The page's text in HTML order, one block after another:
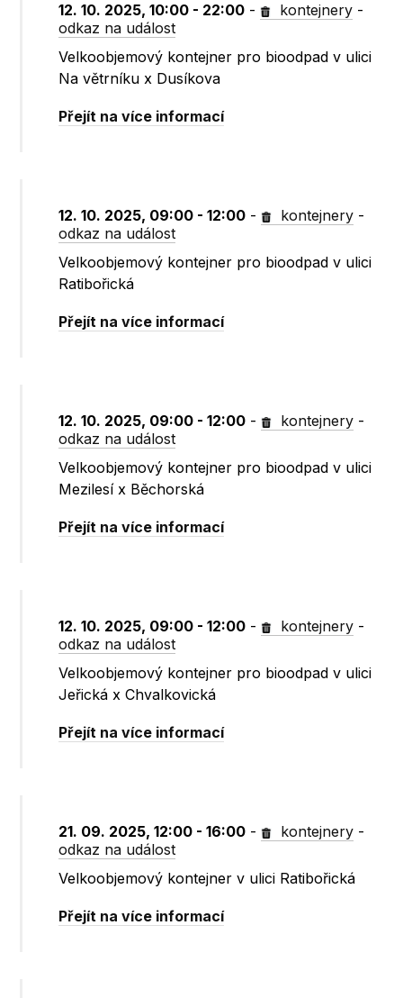
12. 10. 2025, 10:00 - 22:00 - kontejnery -
odkaz na událost
Velkoobjemový kontejner pro bioodpad v ulici
Na větrníku x Dusíkova
Přejít na více informací
12. 10. 2025, 09:00 - 12:00 - kontejnery -
odkaz na událost
Velkoobjemový kontejner pro bioodpad v ulici
Ratibořická
Přejít na více informací
12. 10. 2025, 09:00 - 12:00 - kontejnery -
odkaz na událost
Velkoobjemový kontejner pro bioodpad v ulici
Mezilesí x Běchorská
Přejít na více informací
12. 10. 2025, 09:00 - 12:00 - kontejnery -
odkaz na událost
Velkoobjemový kontejner pro bioodpad v ulici
Jeřická x Chvalkovická
Přejít na více informací
21. 09. 2025, 12:00 - 16:00 - kontejnery -
odkaz na událost
Velkoobjemový kontejner v ulici Ratibořická
Přejít na více informací